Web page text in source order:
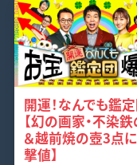
開運！なんでも鑑
【幻の画家・不染
＆越前焼の壺3点
撃値】